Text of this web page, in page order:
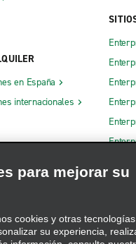
en España
internacionales
para mejorar su
cookies y otras
su experiencia,